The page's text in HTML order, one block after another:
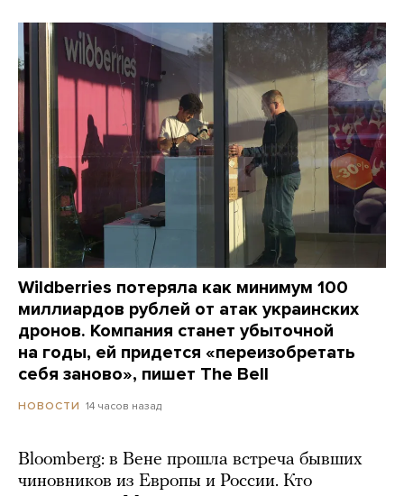
Wildberries потеряла как минимум 100
миллиардов рублей от атак украинских
дронов. Компания станет убыточной
на годы, ей придется «переизобретать
себя заново», пишет The Bell
НОВОСТИ 14 часов назад
Bloomberg: в Вене прошла встреча бывших
чиновников из Европы и России. Кто